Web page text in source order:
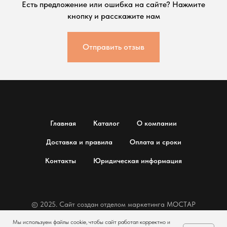
Мы используем файлы cookie, чтобы сайт работал корректно и
Есть предложение или ошибка на сайте? Нажмите
кнопку и расскажите нам
Отправить отзыв
Главная Каталог О компании
Доставка и правила Оплата и сроки
Контакты Юридическая информация
© 2025. Сайт создан отделом маркетинга МОСТАР